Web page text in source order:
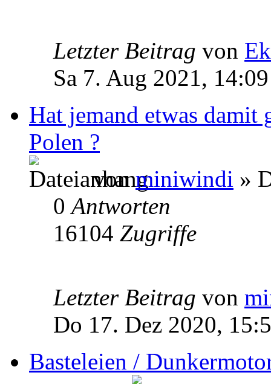
Letzter Beitrag von
Sa 7. Aug 2021, 14:09
Hat jemand etwas
Polen ?
vonminiwindi »
0Antworten
16104 Zugriffe
Letzter Beitrag von
Do 17. Dez 2020,
Basteleien /